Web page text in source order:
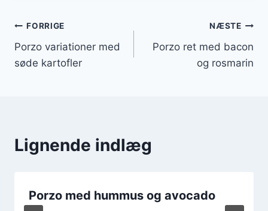
Indlægsnavigation
FORRIGE
Porzo variationer med
søde kartofler
NÆSTE
Porzo ret med bacon
og rosmarin
Lignende indlæg
Porzo med hummus og avocado